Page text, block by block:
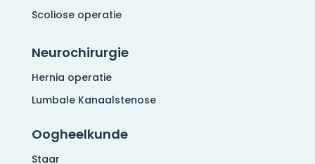
Scoliose operatie
Neurochirurgie
Hernia operatie
Lumbale Kanaalstenose
Oogheelkunde
Staar